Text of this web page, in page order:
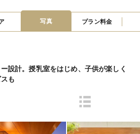
写真 プラン料金
設計。授乳室をはじめ、子供が楽しく
も